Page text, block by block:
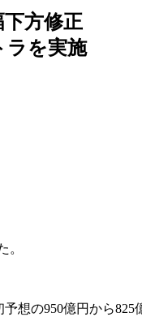
方修正
ラを実施
。
想の950億円から825